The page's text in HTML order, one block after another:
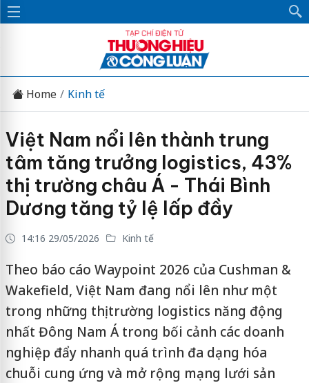
Home Kinh tế
Việt Nam nổi lên thành trung
tâm tăng trưởng logistics, 43%
thị trường châu Á - Thái Bình
Dương tăng tỷ lệ lấp đầy
14:16 29/05/2026 Kinh tế
Theo báo cáo Waypoint 2026 của Cushman &
Wakefield, Việt Nam đang nổi lên như một
trong những thị trường logistics năng động
nhất Đông Nam Á trong bối cảnh các doanh
nghiệp đẩy nhanh quá trình đa dạng hóa
chuỗi cung ứng và mở rộng mạng lưới sản